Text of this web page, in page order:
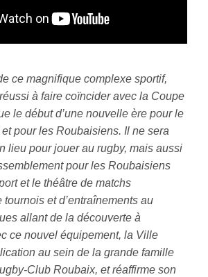
ce magnifique complexe sportif,
à faire coïncider avec la Coupe
le début d’une nouvelle ère pour le
pour les Roubaisiens. Il ne sera
lieu pour jouer au rugby, mais aussi
pour les Roubaisiens
et le théâtre de matchs
et d’entraînements au
allant de la découverte à
ce nouvel équipement, la Ville
au sein de la grande famille
Club Roubaix, et réaffirme son